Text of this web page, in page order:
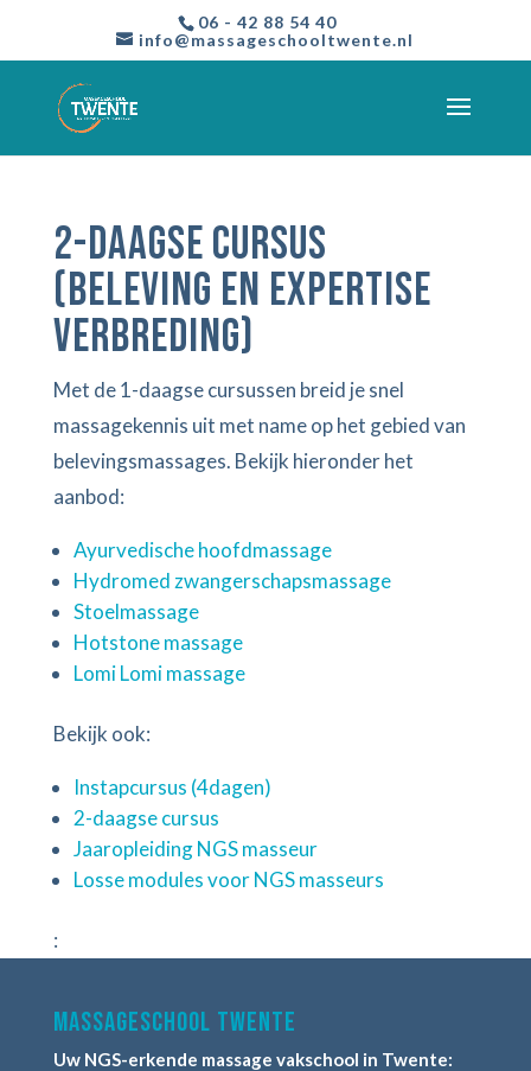
06 - 42 88 54 40
info@massageschooltwente.nl
2-daagse cursus
(beleving en expertise
verbreding)
Met de 1-daagse cursussen breid je snel
massagekennis uit met name op het gebied van
belevingsmassages. Bekijk hieronder het
aanbod:
Ayurvedische hoofdmassage
Hydromed zwangerschapsmassage
Stoelmassage
Hotstone massage
Lomi Lomi massage
Bekijk ook:
Instapcursus (4dagen)
2-daagse cursus
Jaaropleiding NGS masseur
Losse modules voor NGS masseurs
:
Massageschool Twente
Uw NGS-erkende massage vakschool in Twente: